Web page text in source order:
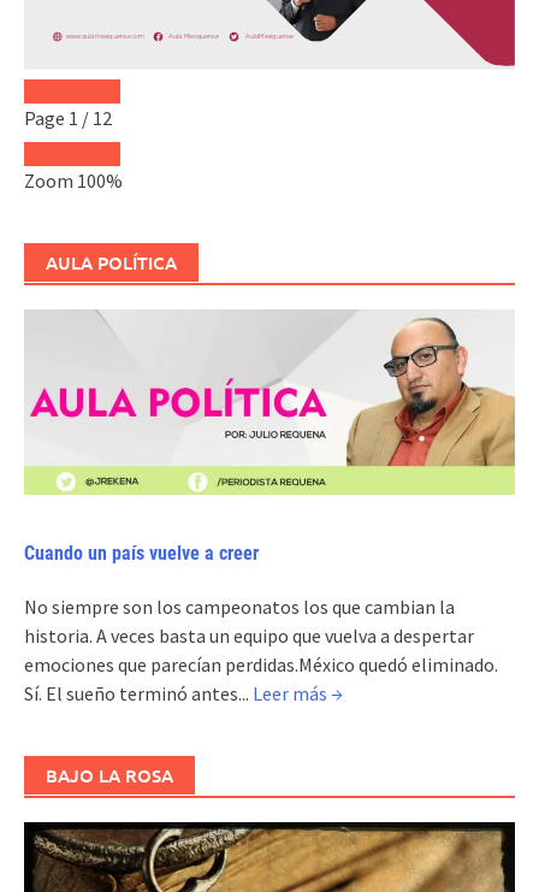
Page 1 / 12
Zoom 100%
AULA POLÍTICA
Cuando un país vuelve a creer
No siempre son los campeonatos los que cambian la
historia. A veces basta un equipo que vuelva a despertar
emociones que parecían perdidas.México quedó eliminado.
Sí. El sueño terminó antes... Leer más →
BAJO LA ROSA